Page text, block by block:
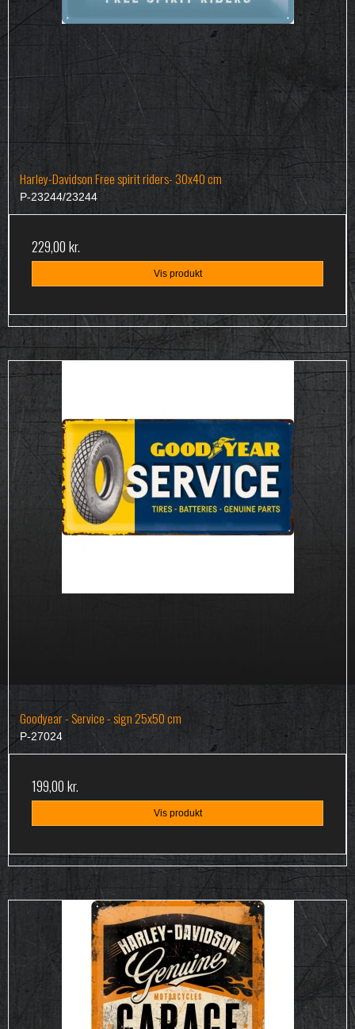
Harley-Davidson Free spirit riders- 30x40 cm
P-23244/23244
229,00 kr.
Vis produkt
Goodyear - Service - sign 25x50 cm
P-27024
199,00 kr.
Vis produkt